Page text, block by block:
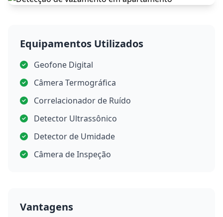
Equipamentos Utilizados
Geofone Digital
Câmera Termográfica
Correlacionador de Ruído
Detector Ultrassônico
Detector de Umidade
Câmera de Inspeção
Vantagens